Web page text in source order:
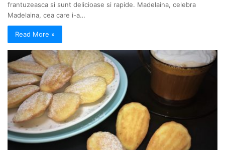
frantuzeasca si sunt delicioase si rapide. Madelaina, celebra
Madelaina, cea care i-a…
Read More »